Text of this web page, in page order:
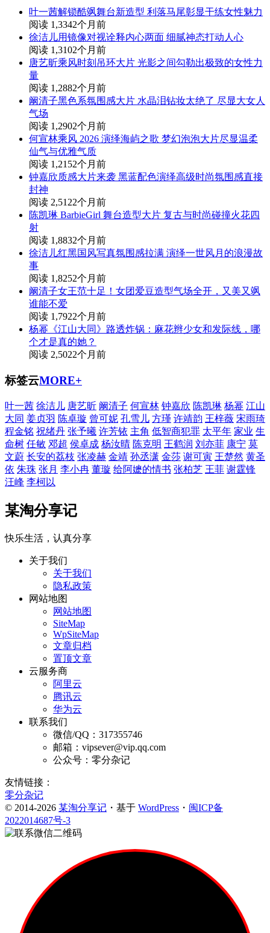
叶一茜解锁酷飒舞台新造型 利落马尾彰显干练女性魅力
阅读 1,3342个月前
徐洁儿用镜像对视诠释内心两面 细腻神态打动人心
阅读 1,3102个月前
唐艺昕乘风时刻吊环大片 光影之间勾勒出极致的女性力
量
阅读 1,2882个月前
阚清子黑色系氛围感大片 水晶泪钻妆太绝了 尽显大女人
气场
阅读 1,2902个月前
何宣林乘风 2026 演绎海屿之歌 梦幻泡泡大片尽显温柔
仙气与优雅气质
阅读 1,2152个月前
钟嘉欣质感大片来袭 黑蓝配色演绎高级时尚氛围感直接
封神
阅读 2,5122个月前
陈凯琳 BarbieGirl 舞台造型大片 复古与时尚碰撞火花四
射
阅读 1,8832个月前
徐洁儿红黑国风写真氛围感拉满 演绎一世风月的浪漫故
事
阅读 1,8252个月前
阚清子女王范十足！女团爱豆造型气场全开，又美又飒
谁能不爱
阅读 1,7922个月前
杨幂《江山大同》路透炸锅：麻花辫少女和发际线，哪
个才是真的她？
阅读 2,5022个月前
标签云MORE+
叶一茜 徐洁儿 唐艺昕 阚清子 何宣林 钟嘉欣 陈凯琳 杨幂 江山
大同 姜贞羽 陈卓璇 曾可妮 孔雪儿 方瑾 许靖韵 王梓薇 宋雨琦
程金铭 祝绪丹 张予曦 许芳铱 主角 低智商犯罪 太平年 家业 生
命树 任敏 邓超 侯卓成 杨汝晴 陈克明 王鹤润 刘亦菲 康宁 莫
文蔚 长安的荔枝 张凌赫 金靖 孙丞潇 金莎 谢可寅 王楚然 黄圣
依 朱珠 张月 李小冉 董璇 给阿嬷的情书 张柏芝 王菲 谢霆锋
汪峰 李柯以
某淘分享记
快乐生活，认真分享
关于我们
关于我们
隐私政策
网站地图
网站地图
SiteMap
WpSiteMap
文章归档
置顶文章
云服务商
阿里云
腾讯云
华为云
联系我们
微信/QQ：317355746
邮箱：vipsever@vip.qq.com
公众号：零分杂记
友情链接：
零分杂记
© 2014-2026 某淘分享记 ・基于 WordPress ・ 闽ICP备
2022014687号-3